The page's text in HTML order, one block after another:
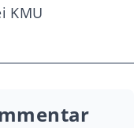
KMU